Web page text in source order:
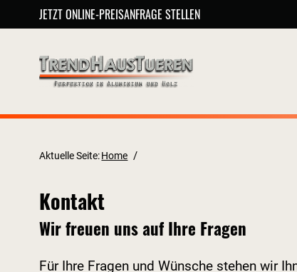
JETZT ONLINE-PREISANFRAGE STELLEN
Aktuelle Seite:Home /
Kontakt
Wir freuen uns auf Ihre Fragen
Für Ihre Fragen und Wünsche stehen wir